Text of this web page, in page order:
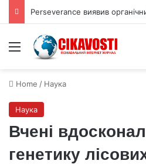
Menu
Home / Наука
Наука
Вчені
генетику